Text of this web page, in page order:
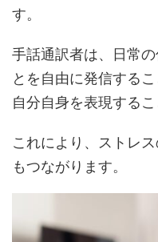
す。
手話通訳者は、日常
とを自由に発信するこ
自分自身を表現するこ
これにより、ストレ
もつながります。